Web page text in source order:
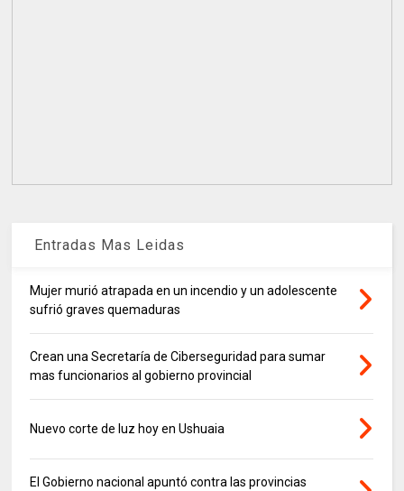
Entradas Mas Leidas
Mujer murió atrapada en un incendio y un adolescente
sufrió graves quemaduras
Crean una Secretaría de Ciberseguridad para sumar
mas funcionarios al gobierno provincial
Nuevo corte de luz hoy en Ushuaia
El Gobierno nacional apuntó contra las provincias